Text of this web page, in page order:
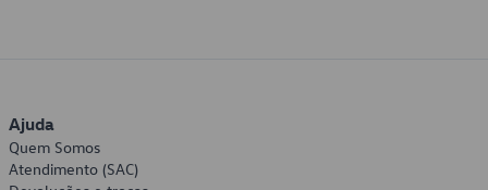
Ajuda
Quem Somos
Atendimento (SAC)